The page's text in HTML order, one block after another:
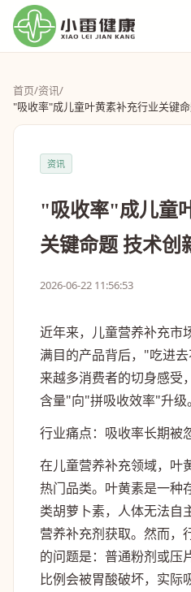
首页/资讯/
"吸收率"成儿童叶黄素补充行业关键
资讯
"吸收率"成儿童
关键命题 技术创
2026-06-22 11:56:53
近年来，儿童营养补充市
满目的产品背后，"吃进
来越多消费者的切身感受
含量"向"拼吸收效率"升级。
行业痛点：吸收率长期被
在儿童营养补充领域，叶
热门品类。叶黄素是一种
类胡萝卜素，人体无法自
营养补充剂获取。然而，
的问题是：普通粉剂或压
比例会被胃酸破坏，实际